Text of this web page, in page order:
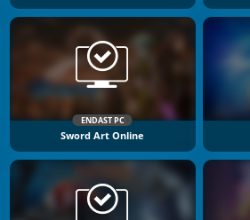
ENDAST PC
Sword Art Online